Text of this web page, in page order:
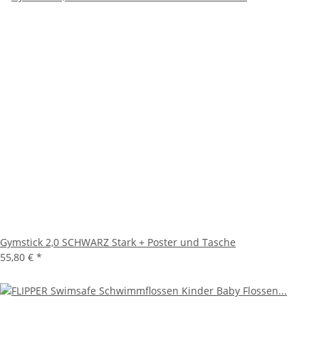
Gymstick 2,0 SCHWARZ Stark + Poster und Tasche
55,80 € *